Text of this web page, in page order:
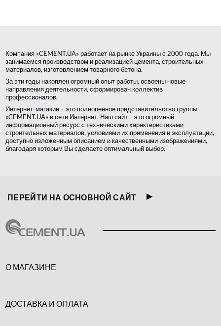
Компания «CEMENT.UA» работает на рынке Украины с 2000 года. Мы
занимаемся производством и реализацией цемента, строительных
материалов, изготовлением товарного бетона.
За эти годы накоплен огромный опыт работы, освоены новые
направления деятельности, сформирован коллектив
профессионалов.
Интернет-магазин – это полноценное представительство группы
«CEMENT.UA» в сети Интернет. Наш сайт – это огромный
информационный ресурс с техническими характеристиками
строительных материалов, условиями их применения и эксплуатации,
доступно изложенным описанием и качественными изображениями,
благодаря которым Вы сделаете оптимальный выбор.
ПЕРЕЙТИ НА ОСНОВНОЙ САЙТ
О МАГАЗИНЕ
ДОСТАВКА И ОПЛАТА